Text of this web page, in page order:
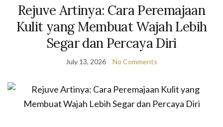
Rejuve Artinya: Cara Peremajaan
Kulit yang Membuat Wajah Lebih
Segar dan Percaya Diri
July 13, 2026 No Comments